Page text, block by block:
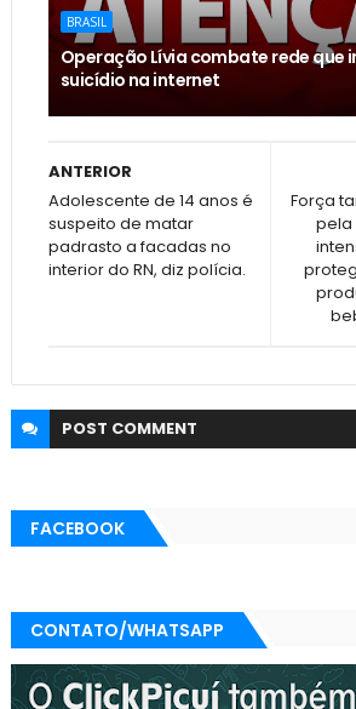
BRASIL
Operação Lívia combate rede que
suicídio na internet
Força
pela
ANTERIOR
Adolescente de 14 anos é
suspeito de matar
padrasto a facadas no
interior do RN, diz polícia.
POST COMMENT
FACEBOOK
CONTATO/WHATSAPP